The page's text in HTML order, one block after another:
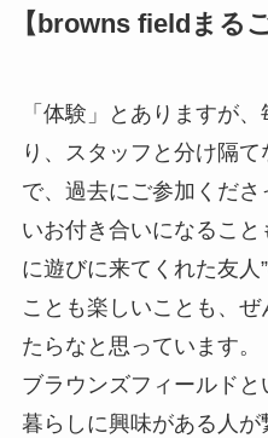
【browns fieldまる
「体験」とありますが
り、スタッフと分け隔
で、過去にご参加くだ
いお付き合いになること
に遊びに来てくれた友人
ことも楽しいことも、
たらなと思っています。
ブラウンズフィールド
暮らしに興味がある人